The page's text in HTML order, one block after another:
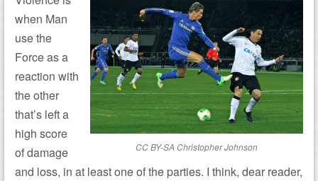
CC BY-SA Christopher Johnson
when Man
use the
Force as a
reaction with
the other
that’s left a
high score
of damage
and loss, in at least one of the parties. I think, dear reader,